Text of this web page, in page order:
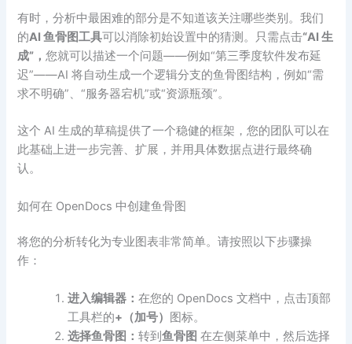
有时，分析中最困难的部分是不知道该关注哪些类别。我们
的AI 鱼骨图工具可以消除初始设置中的猜测。只需点击“AI 生
成”，您就可以描述一个问题——例如“第三季度软件发布延
迟”——AI 将自动生成一个逻辑分支的鱼骨图结构，例如“需
求不明确”、“服务器宕机”或“资源瓶颈”。
这个 AI 生成的草稿提供了一个稳健的框架，您的团队可以在
此基础上进一步完善、扩展，并用具体数据点进行最终确
认。
如何在 OpenDocs 中创建鱼骨图
将您的分析转化为专业图表非常简单。请按照以下步骤操
作：
进入编辑器：在您的 OpenDocs 文档中，点击顶部
工具栏的+（加号） 图标。
选择鱼骨图：转到鱼骨图 在左侧菜单中，然后选择